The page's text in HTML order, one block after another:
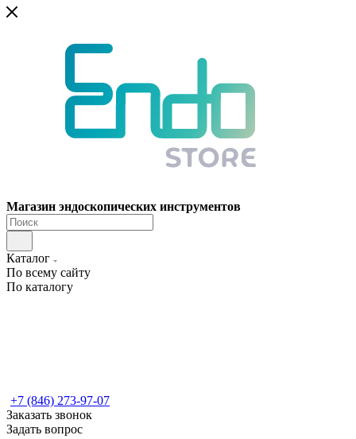
Магазин эндоскопических инструментов
Каталог
По всему сайту
По каталогу
+7 (846) 273-97-07
Заказать звонок
Задать вопрос